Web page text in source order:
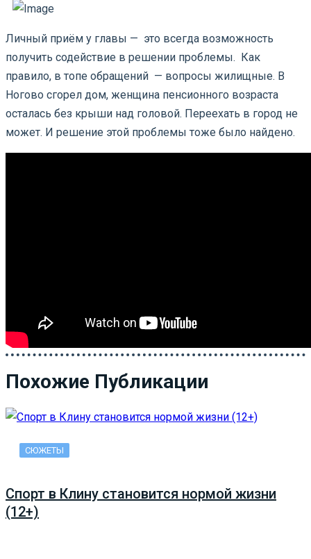
Личный приём у главы — это всегда возможность
получить содействие в решении проблемы. Как
правило, в топе обращений — вопросы жилищные. В
Ногово сгорел дом, женщина пенсионного возраста
осталась без крыши над головой. Переехать в город не
может. И решение этой проблемы тоже было найдено.
Похожие Публикации
СЮЖЕТЫ
Спорт в Клину становится нормой жизни
(12+)